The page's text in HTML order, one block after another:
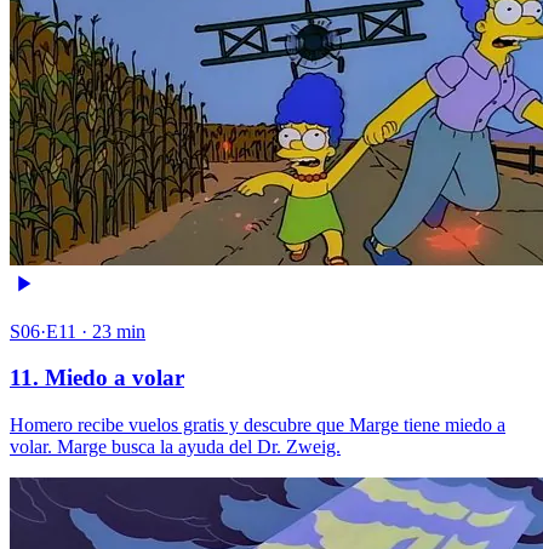
S06·E11 · 23 min
11. Miedo a volar
Homero recibe vuelos gratis y descubre que Marge tiene miedo a
volar. Marge busca la ayuda del Dr. Zweig.